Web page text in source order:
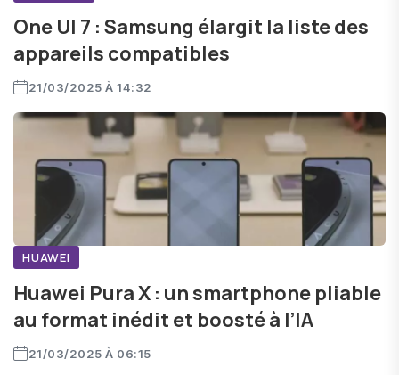
One UI 7 : Samsung élargit la liste des
appareils compatibles
21/03/2025 À 14:32
HUAWEI
Huawei Pura X : un smartphone pliable
au format inédit et boosté à l’IA
21/03/2025 À 06:15